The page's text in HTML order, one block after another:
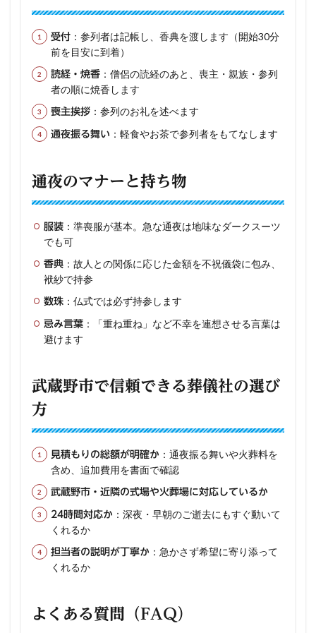
受付 ：参列者は記帳し、香典を渡します（開始30分
前を目安に到着）
読経・焼香 ：僧侶の読経のあと、喪主・親族・参列
者の順に焼香します
喪主挨拶 ：参列のお礼を述べます
通夜振る舞い ：軽食やお茶で参列者をもてなします
通夜のマナーと持ち物
服装 ：準喪服が基本。急な通夜は地味なダークスーツ
でも可
香典 ：故人との関係に応じた金額を不祝儀袋に包み、
袱紗で持参
数珠 ：仏式では必ず持参します
忌み言葉 ：「重ね重ね」など不幸を連想させる言葉は
避けます
武蔵野市で信頼できる葬儀社の選び
方
見積もりの総額が明確か ：通夜振る舞いや火葬料を
含め、追加費用を書面で確認
武蔵野市・近隣の式場や火葬場に対応しているか
24時間対応か ：深夜・早朝のご逝去にもすぐ動いて
くれるか
担当者の説明が丁寧か ：急かさず希望に寄り添って
くれるか
よくある質問（FAQ）